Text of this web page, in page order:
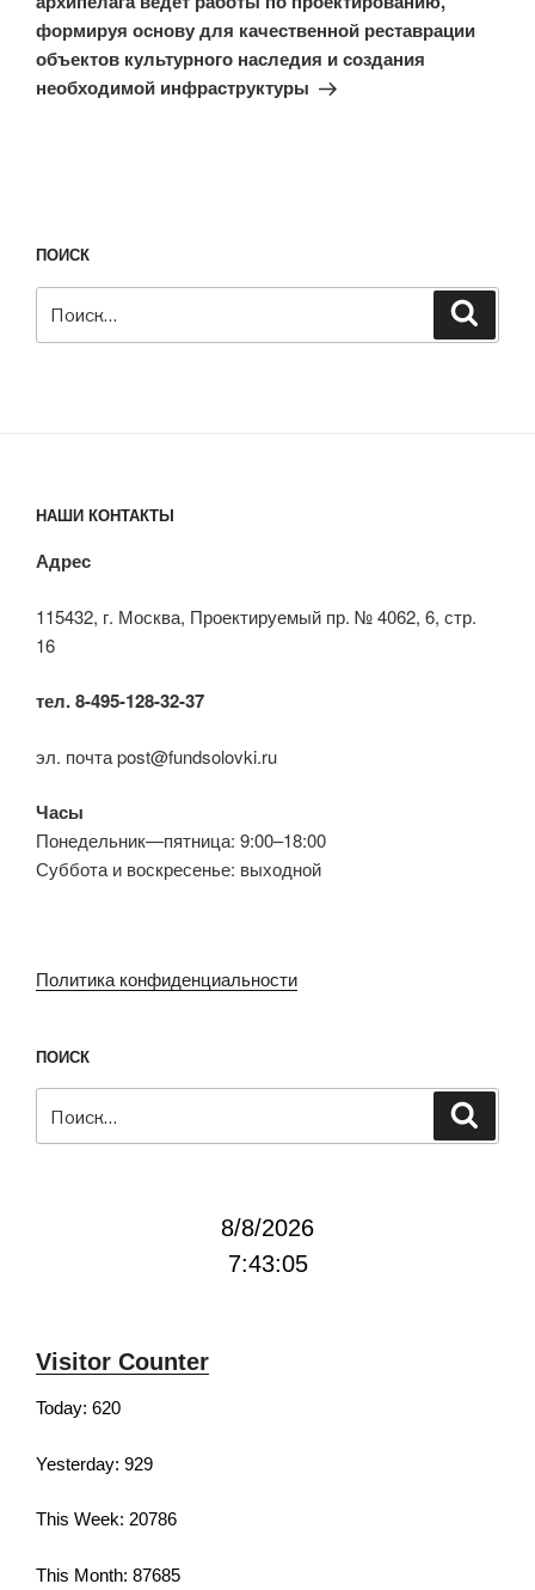
формируя основу для качественной реставрации
объектов культурного наследия и создания
необходимой инфраструктуры
ПОИСК
НАШИ КОНТАКТЫ
Адрес
115432, г. Москва, Проектируемый пр. № 4062, 6, стр.
16
тел. 8-495-128-32-37
эл. почта post@fundsolovki.ru
Часы
Понедельник—пятница: 9:00–18:00
Суббота и воскресенье: выходной
Политика конфиденциальности
ПОИСК
8/8/2026
7:43:05
Visitor Counter
Today: 620
Yesterday: 929
This Week: 20786
This Month: 87685